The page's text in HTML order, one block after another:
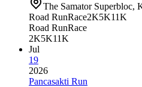
The Samator Superbloc,
Road RunRace2K5K11K
Road RunRace
2K5K11K
Jul
19
2026
Pancasakti Run